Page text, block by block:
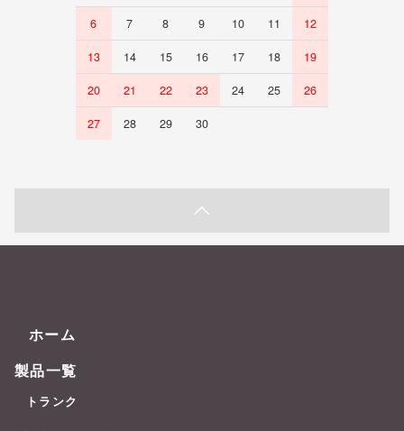
6 7 8 9 10 11 12
13 14 15 16 17 18 19
20 21 22 23 24 25 26
27 28 29 30
ホーム
製品一覧
トランク